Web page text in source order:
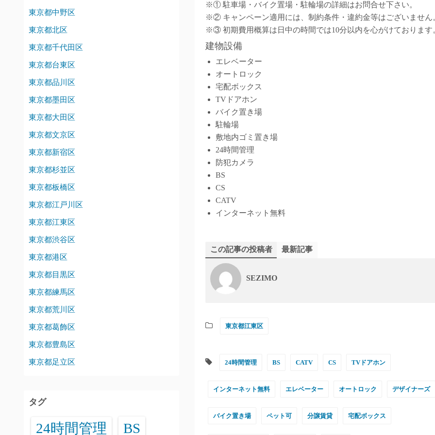
※① 駐車場・バイク置場・駐輪場の詳細はお問合せ下さい。
※② キャンペーン適用には、制約条件・違約金等はございません
※③ 初期費用概算は日中の時間では10分以内を心がけております
建物設備
エレベーター
オートロック
宅配ボックス
TVドアホン
バイク置き場
駐輪場
敷地内ゴミ置き場
24時間管理
防犯カメラ
BS
CS
CATV
インターネット無料
この記事の投稿者 最新記事
SEZIMO
東京都江東区
24時間管理 BS CATV CS TVドアホン
インターネット無料 エレベーター オートロック デザイナーズ
バイク置き場 ペット可 分譲賃貸 宅配ボックス
東京都中野区
東京都北区
東京都千代田区
東京都台東区
東京都品川区
東京都墨田区
東京都大田区
東京都文京区
東京都新宿区
東京都杉並区
東京都板橋区
東京都江戸川区
東京都江東区
東京都渋谷区
東京都港区
東京都目黒区
東京都練馬区
東京都荒川区
東京都葛飾区
東京都豊島区
東京都足立区
タグ
24時間管理 BS